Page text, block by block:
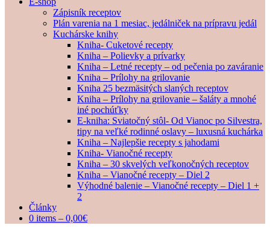
Zápisník receptov
Plán varenia na 1 mesiac, jedálniček na prípravu jedál
Kuchárske knihy
Kniha- Cuketové recepty
Kniha – Polievky a prívarky
Kniha – Letné recepty – od pečenia po zaváranie
Kniha – Prílohy na grilovanie
Kniha 25 bezmäsitých slaných receptov
Kniha – Prílohy na grilovanie – šaláty a mnohé
iné pochúťky
E-kniha: Sviatočný stôl- Od Vianoc po Silvestra,
tipy na veľké rodinné oslavy – luxusná kuchárka
Kniha – Najlepšie recepty s jahodami
Kniha- Vianočné recepty
Kniha – 30 skvelých veľkonočných receptov
Kniha – Vianočné recepty – Diel 2
Výhodné balenie – Vianočné recepty – Diel 1 +
2
Články
0 items – 0,00€